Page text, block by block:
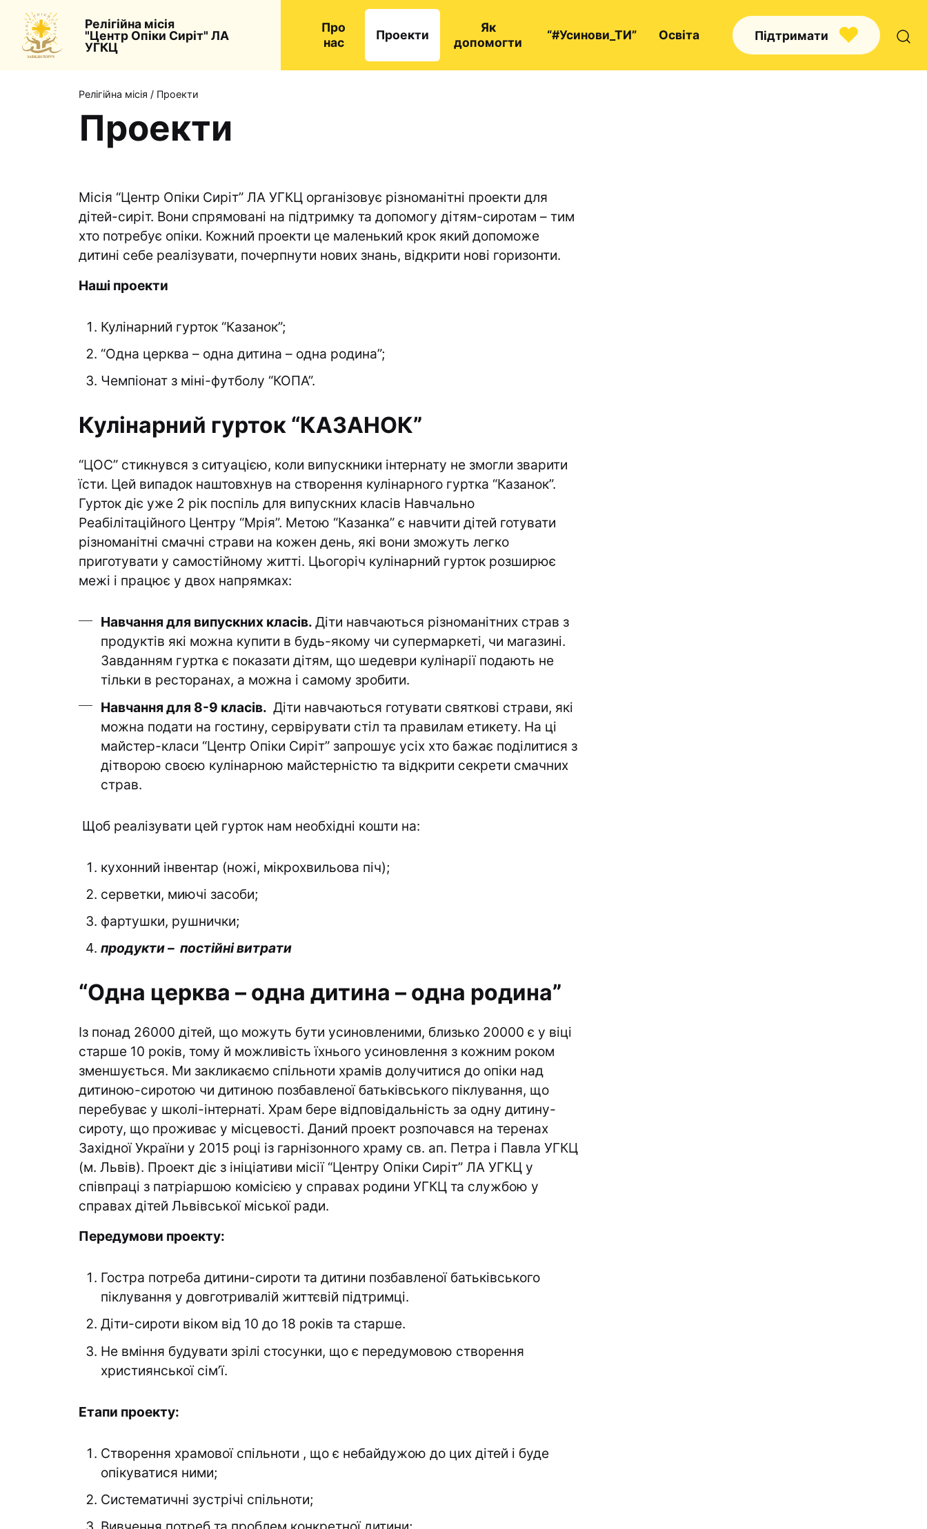
Релігійна місія
"Центр Опіки Сиріт" ЛА
УГКЦ
Про
нас
Проекти
Як
допомогти
“#Усинови_ТИ” Освіта Підтримати
Релігійна місія / Проекти
Проекти
Місія “Центр Опіки Сиріт” ЛА УГКЦ організовує різноманітні проекти для
дітей-сиріт. Вони спрямовані на підтримку та допомогу дітям-сиротам – тим
хто потребує опіки. Кожний проекти це маленький крок який допоможе
дитині себе реалізувати, почерпнути нових знань, відкрити нові горизонти.
Наші проекти
Кулінарний гурток “Казанок”;
“Одна церква – одна дитина – одна родина”;
Чемпіонат з міні-футболу “КОПА”.
Кулінарний гурток “КАЗАНОК”
“ЦОС” стикнувся з ситуацією, коли випускники інтернату не змогли зварити
їсти. Цей випадок наштовхнув на створення кулінарного гуртка “Казанок”.
Гурток діє уже 2 рік поспіль для випускних класів Навчально
Реабілітаційного Центру “Мрія”. Метою “Казанка” є навчити дітей готувати
різноманітні смачні страви на кожен день, які вони зможуть легко
приготувати у самостійному житті. Цьогоріч кулінарний гурток розширює
межі і працює у двох напрямках:
Навчання для випускних класів. Діти навчаються різноманітних страв з
продуктів які можна купити в будь-якому чи супермаркеті, чи магазині.
Завданням гуртка є показати дітям, що шедеври кулінарії подають не
тільки в ресторанах, а можна і самому зробити.
Навчання для 8-9 класів. Діти навчаються готувати святкові страви, які
можна подати на гостину, сервірувати стіл та правилам етикету. На ці
майстер-класи “Центр Опіки Сиріт” запрошує усіх хто бажає поділитися з
дітворою своєю кулінарною майстерністю та відкрити секрети смачних
страв.
Щоб реалізувати цей гурток нам необхідні кошти на:
кухонний інвентар (ножі, мікрохвильова піч);
серветки, миючі засоби;
фартушки, рушнички;
продукти – постійні витрати
“Одна церква – одна дитина – одна родина”
Із понад 26000 дітей, що можуть бути усиновленими, близько 20000 є у віці
старше 10 років, тому й можливість їхнього усиновлення з кожним роком
зменшується. Ми закликаємо спільноти храмів долучитися до опіки над
дитиною-сиротою чи дитиною позбавленої батьківського піклування, що
перебуває у школі-інтернаті. Храм бере відповідальність за одну дитину-
сироту, що проживає у місцевості. Даний проект розпочався на теренах
Західної України у 2015 році із гарнізонного храму св. ап. Петра і Павла УГКЦ
(м. Львів). Проект діє з ініціативи місії “Центру Опіки Сиріт” ЛА УГКЦ у
співпраці з патріаршою комісією у справах родини УГКЦ та службою у
справах дітей Львівської міської ради.
Передумови проекту:
Гостра потреба дитини-сироти та дитини позбавленої батьківського
піклування у довготривалій життєвій підтримці.
Діти-сироти віком від 10 до 18 років та старше.
Не вміння будувати зрілі стосунки, що є передумовою створення
християнської сім’ї.
Етапи проекту:
Створення храмової спільноти , що є небайдужою до цих дітей і буде
опікуватися ними;
Систематичні зустрічі спільноти;